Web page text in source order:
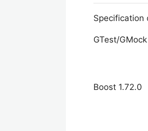
Specification
GTest/GMock
Boost 1.72.0